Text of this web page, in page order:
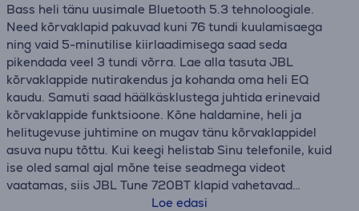
Bass heli tänu uusimale Bluetooth 5.3 tehnoloogiale.
Need kõrvaklapid pakuvad kuni 76 tundi kuulamisaega
ning vaid 5-minutilise kiirlaadimisega saad seda
pikendada veel 3 tundi võrra. Lae alla tasuta JBL
kõrvaklappide nutirakendus ja kohanda oma heli EQ
kaudu. Samuti saad häälkäsklustega juhtida erinevaid
kõrvaklappide funktsioone. Kõne haldamine, heli ja
helitugevuse juhtimine on mugav tänu kõrvaklappidel
asuva nupu tõttu. Kui keegi helistab Sinu telefonile, kuid
ise oled samal ajal mõne teise seadmega videot
vaatamas, siis JBL Tune 720BT klapid vahetavad
automaatselt ühenduse Sinu nutitelefoni peale, et
Loe edasi